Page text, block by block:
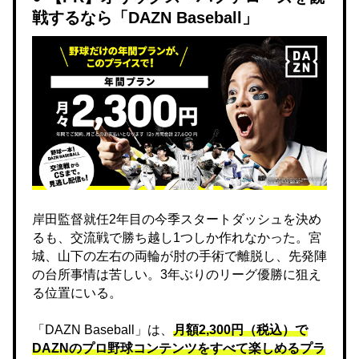
戦するなら「DAZN Baseball」
岸田監督就任2年目の今季スタートダッシュを決め
るも、交流戦で勝ち越し1つしか作れなかった。宮
城、山下の左右の両輪が肘の手術で離脱し、先発陣
の台所事情は苦しい。3年ぶりのリーグ優勝に狙え
る位置にいる。
「DAZN Baseball」は、 月額2,300円（税込）で
DAZNのプロ野球コンテンツをすべて楽しめるプラ